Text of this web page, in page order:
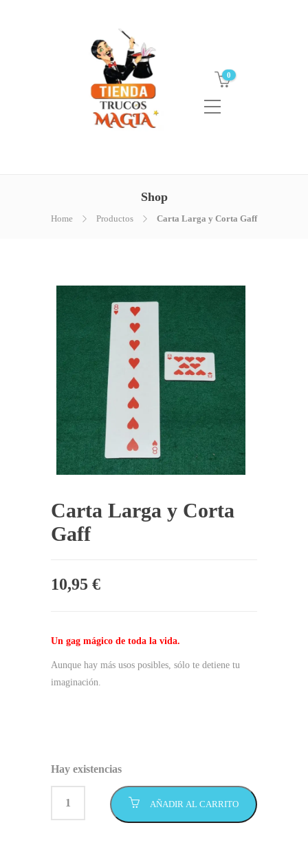
0
Shop
Home Productos Carta Larga y Corta Gaff
Carta Larga y Corta
Gaff
10,95 €
Un gag mágico de toda la vida.
Aunque hay más usos posibles, sólo te detiene tu
imaginación.
Hay existencias
AÑADIR AL CARRITO